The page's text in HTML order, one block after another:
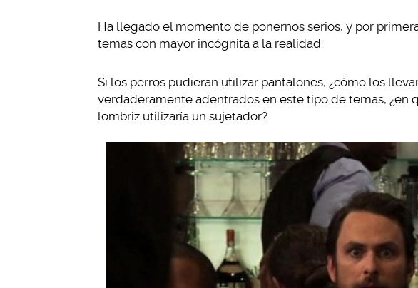
Ha llegado el momento de ponernos serios, y por
temas con mayor incógnita a la realidad:
Si los perros pudieran utilizar pantalones, ¿cómo los
verdaderamente adentrados en este tipo de temas, ¿en
lombriz utilizaría un sujetador?